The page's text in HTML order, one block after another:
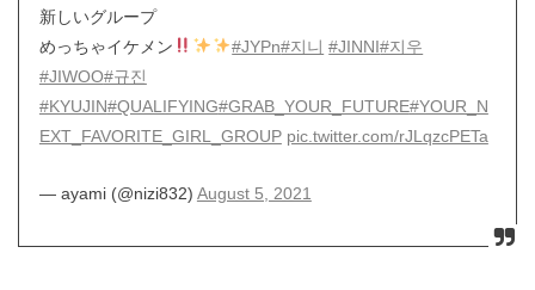
新しいグループ
めっちゃイケメン
#JYPn#지니 #JINNI#지우
#JIWOO#규진
#KYUJIN#QUALIFYING#GRAB_YOUR_FUTURE#YOUR_N
EXT_FAVORITE_GIRL_GROUP pic.twitter.com/rJLqzcPETa
— ayami (@nizi832) August 5, 2021